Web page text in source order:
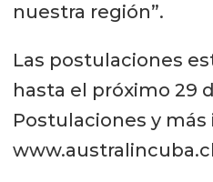
nuestra región”.
Las postulaciones
hasta el próximo 29
Postulaciones y